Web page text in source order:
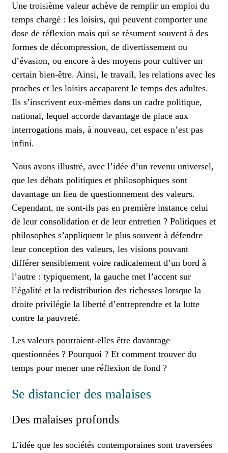
Une troisième valeur achève de remplir un emploi du
temps chargé : les loisirs, qui peuvent comporter une
dose de réflexion mais qui se résument souvent à des
formes de décompression, de divertissement ou
d’évasion, ou encore à des moyens pour cultiver un
certain bien-être. Ainsi, le travail, les relations avec les
proches et les loisirs accaparent le temps des adultes.
Ils s’inscrivent eux-mêmes dans un cadre politique,
national, lequel accorde davantage de place aux
interrogations mais, à nouveau, cet espace n’est pas
infini.
Nous avons illustré, avec l’idée d’un revenu universel,
que les débats politiques et philosophiques sont
davantage un lieu de questionnement des valeurs.
Cependant, ne sont-ils pas en première instance celui
de leur consolidation et de leur entretien ? Politiques et
philosophes s’appliquent le plus souvent à défendre
leur conception des valeurs, les visions pouvant
différer sensiblement voire radicalement d’un bord à
l’autre : typiquement, la gauche met l’accent sur
l’égalité et la redistribution des richesses lorsque la
droite privilégie la liberté d’entreprendre et la lutte
contre la pauvreté.
Les valeurs pourraient-elles être davantage
questionnées ? Pourquoi ? Et comment trouver du
temps pour mener une réflexion de fond ?
Se distancier des malaises
Des malaises profonds
L’idée que les sociétés contemporaines sont traversées